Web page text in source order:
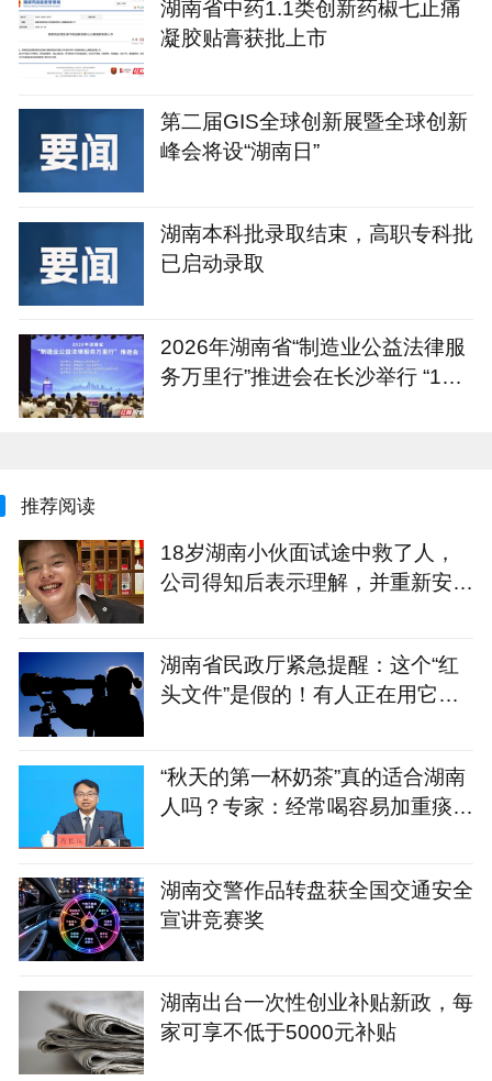
湖南省中药1.1类创新药椒七止痛
凝胶贴膏获批上市
第二届GIS全球创新展暨全球创新
峰会将设“湖南日”
湖南本科批录取结束，高职专科批
已启动录取
2026年湖南省“制造业公益法律服
务万里行”推进会在长沙举行 “1+4
推荐阅读
18岁湖南小伙面试途中救了人，
公司得知后表示理解，并重新安排
湖南省民政厅紧急提醒：这个“红
头文件”是假的！有人正在用它骗
“秋天的第一杯奶茶”真的适合湖南
人吗？专家：经常喝容易加重痰
湖南交警作品转盘获全国交通安全
宣讲竞赛奖
湖南出台一次性创业补贴新政，每
家可享不低于5000元补贴